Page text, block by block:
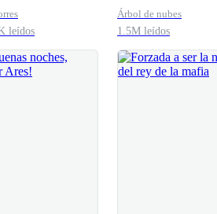
leídos
esposa es un poco
dulce
Árbol de nubes
1.5M leídos